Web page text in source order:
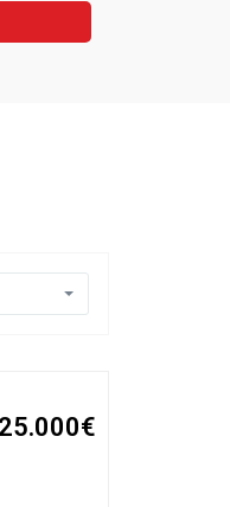
25.000€